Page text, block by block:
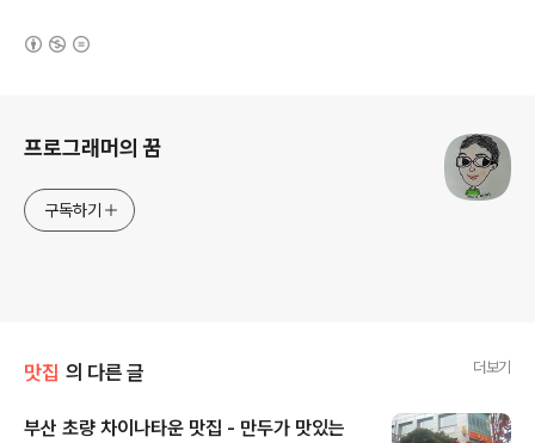
프로그래머의 꿈
구독하기
맛집 의 다른 글 더보기
부산 초량 차이나타운 맛집 - 만두가 맛있는